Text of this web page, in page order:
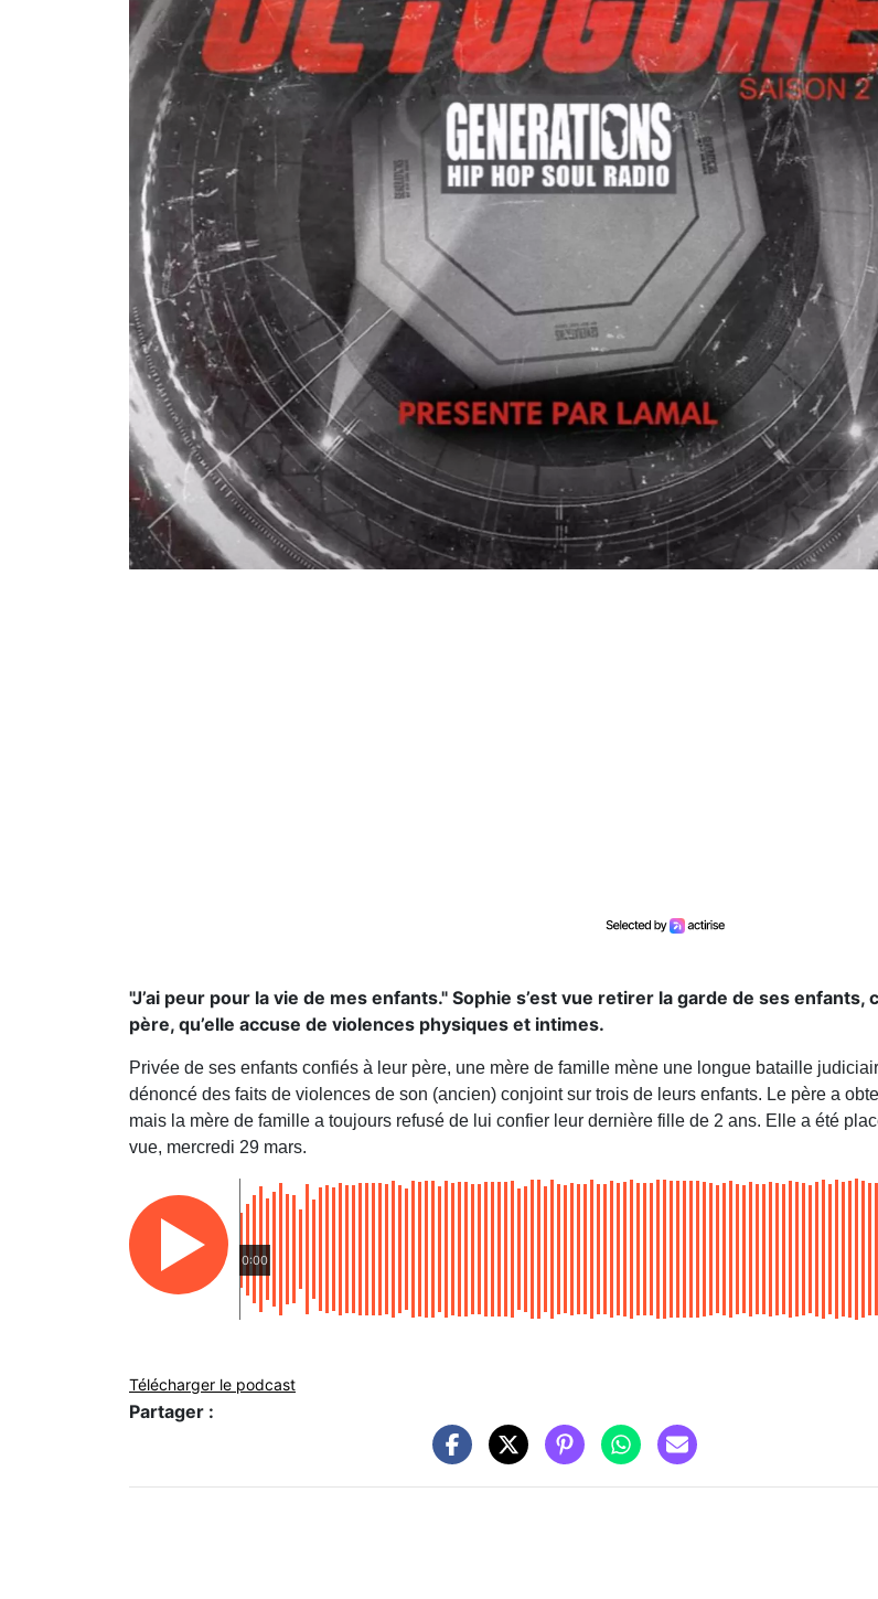
"J’ai peur pour la vie de mes enfants." Sophie s’est vue retirer la garde de ses enfants,
père, qu’elle accuse de violences physiques et intimes.
Privée de ses enfants confiés à leur père, une mère de famille mène une longue bataille
dénoncé des faits de violences de son (ancien) conjoint sur trois de leurs enfants. Le père a
mais la mère de famille a toujours refusé de lui confier leur dernière fille de 2 ans. Elle a été
vue, mercredi 29 mars.
0:00
Télécharger le podcast
Partager :